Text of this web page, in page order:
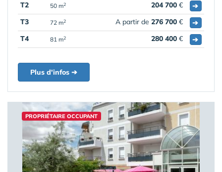
T2 50 m2 204 700 €
➔
T3
72 m2 A partir de 276 700 €
➔
T4
81 m2 280 400 € ➔
Plus d'infos ➔
PROPRIÉTAIRE OCCUPANT